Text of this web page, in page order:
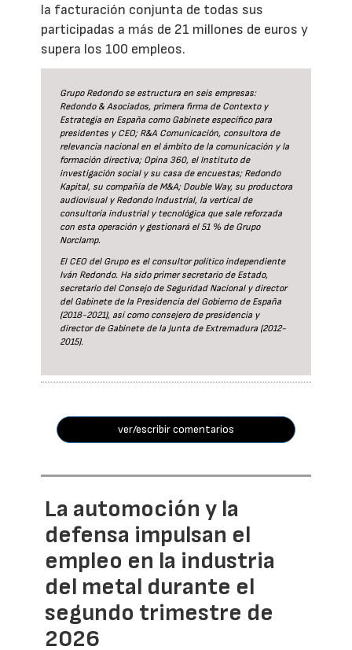
la facturación conjunta de todas sus
participadas a más de 21 millones de euros y
supera los 100 empleos.
Grupo Redondo se estructura en seis empresas:
Redondo & Asociados, primera firma de Contexto y
Estrategia en España como Gabinete específico para
presidentes y CEO; R&A Comunicación, consultora de
relevancia nacional en el ámbito de la comunicación y la
formación directiva; Opina 360, el Instituto de
investigación social y su casa de encuestas; Redondo
Kapital, su compañía de M&A; Double Way, su productora
audiovisual y Redondo Industrial, la vertical de
consultoría industrial y tecnológica que sale reforzada
con esta operación y gestionará el 51 % de Grupo
Norclamp.
El CEO del Grupo es el consultor político independiente
Iván Redondo. Ha sido primer secretario de Estado,
secretario del Consejo de Seguridad Nacional y director
del Gabinete de la Presidencia del Gobierno de España
(2018-2021), así como consejero de presidencia y
director de Gabinete de la Junta de Extremadura (2012-
2015).
ver/escribir comentarios
La automoción y la
defensa impulsan el
empleo en la industria
del metal durante el
segundo trimestre de
2026